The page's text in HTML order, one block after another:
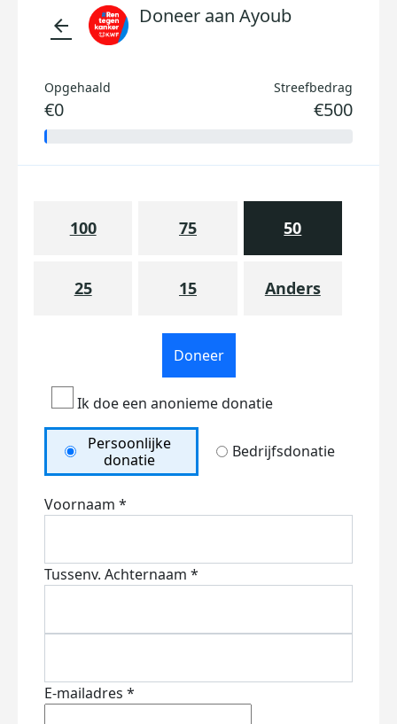
arrow_back Doneer aan Ayoub
Opgehaald
€0
Streefbedrag
€500
100 75 50
25 15 Anders
Doneer
Ik doe een anonieme donatie
Persoonlijke
donatie
Bedrijfsdonatie
Voornaam *
Tussenv. Achternaam *
E-mailadres *